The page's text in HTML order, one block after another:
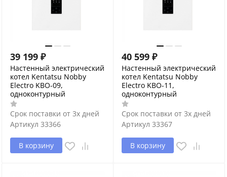
39 199 ₽
Настенный электрический
котел Kentatsu Nobby
Electro KBO-09,
одноконтурный
Срок поставки от 3х дней
Артикул 33366
В корзину
40 599 ₽
Настенный электрический
котел Kentatsu Nobby
Electro KBO-11,
одноконтурный
Срок поставки от 3х дней
Артикул 33367
В корзину